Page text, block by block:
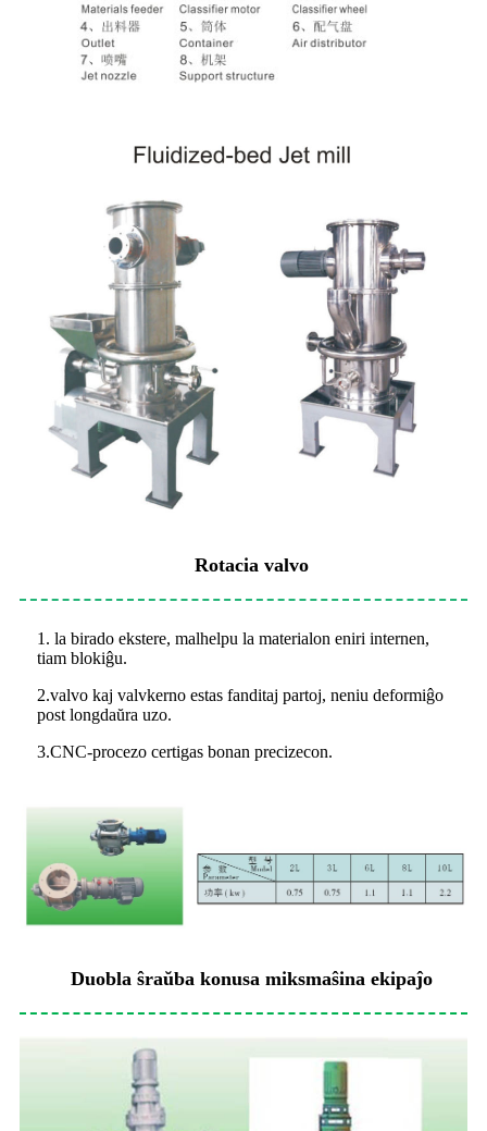
Rotacia valvo
1. la birado ekstere, malhelpu la materialon eniri internen,
tiam blokiĝu.
2.valvo kaj valvkerno estas fanditaj partoj, neniu deformiĝo
post longdaŭra uzo.
3.CNC-procezo certigas bonan precizecon.
Duobla ŝraŭba konusa miksmaŝina ekipaĵo